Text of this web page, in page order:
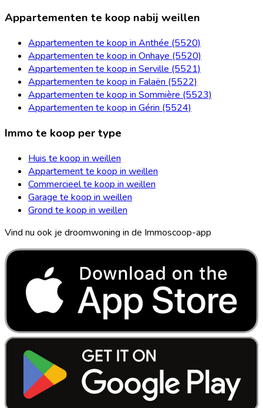
Appartementen te koop nabij weillen
Appartementen te koop in Anthée (5520)
Appartementen te koop in Onhaye (5520)
Appartementen te koop in Serville (5521)
Appartementen te koop in Falaën (5522)
Appartementen te koop in Sommière (5523)
Appartementen te koop in Gérin (5524)
Immo te koop per type
Huis te koop in weillen
Appartement te koop in weillen
Commercieel te koop in weillen
Garage te koop in weillen
Grond te koop in weillen
Vind nu ook je droomwoning in de Immoscoop-app